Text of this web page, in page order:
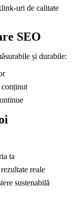
uri de calitate
SEO
și durabile:
conținut
ta
reale
sustenabilă